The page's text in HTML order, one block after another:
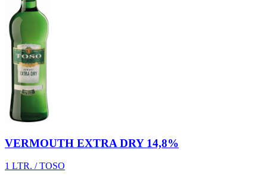
VERMOUTH EXTRA DRY 14,8%
1 LTR. / TOSO